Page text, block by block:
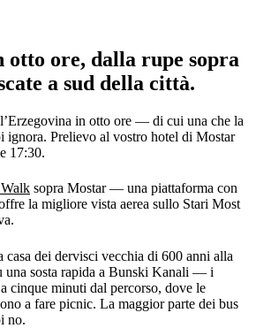
otto ore, dalla rupe sopra
a sud della città.
in otto ore — di cui una che la
ignora. Prelievo al vostro hotel di Mostar
17:30.
sopra Mostar — una piattaforma con
la migliore vista aerea sullo Stari Most
dei dervisci vecchia di 600 anni alla
una sosta rapida a Bunski Kanali — i
cinque minuti dal percorso, dove le
a fare picnic. La maggior parte dei bus
no.